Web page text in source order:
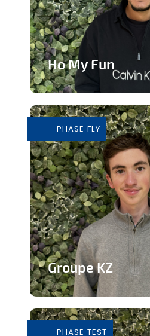
Ho My Fun
inclusive
En savoir plus
PHASE FLY
Groupe KZ
main
PHASE TEST